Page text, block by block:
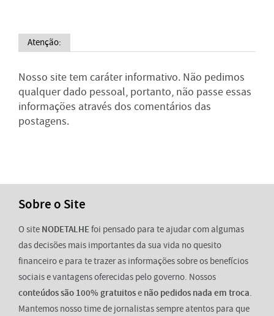
Atenção:
Nosso site tem caráter informativo. Não pedimos
qualquer dado pessoal, portanto, não passe essas
informações através dos comentários das
postagens.
Sobre o Site
O site NODETALHEfoi pensado para te ajudar com algumas
das decisões mais importantes da sua vida no quesito
financeiro e para te trazer as informações sobre os benefícios
sociais e vantagens oferecidas pelo governo. Nossos
conteúdos são 100% gratuitose não pedidos nada em troca.
Mantemos nosso time de jornalistas sempre atentos para que